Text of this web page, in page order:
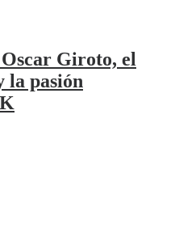
Giroto, el
la pasión